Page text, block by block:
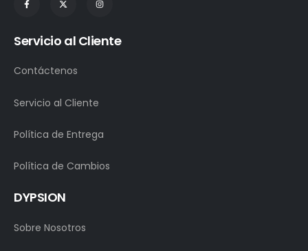
Servicio al Cliente
Contáctenos
Servicio al Cliente
Política de Entrega
Política de Cambios
DYPSION
Sobre Nosotros